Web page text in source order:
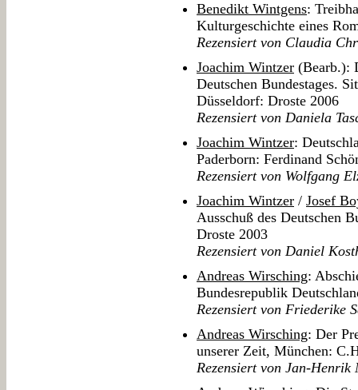
Benedikt Wintgens:
Kulturgeschichte eines
Rezensiert von Claudia
Joachim Wintzer (Bearb.):
Deutschen Bundestages.
Düsseldorf: Droste 2006
Rezensiert von Daniela
Joachim Wintzer:
Paderborn: Ferdinand
Rezensiert von Wolfgang
Joachim Wintzer / Josef
Ausschuß des Deutschen
Droste 2003
Rezensiert von Daniel
Andreas Wirsching:
Bundesrepublik
Rezensiert von Friederike
Andreas Wirsching: Der
unserer Zeit, München:
Rezensiert von Jan-Henrik